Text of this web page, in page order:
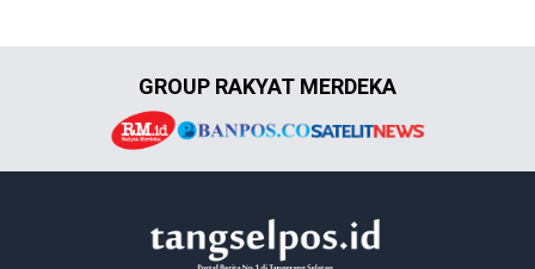
GROUP RAKYAT MERDEKA